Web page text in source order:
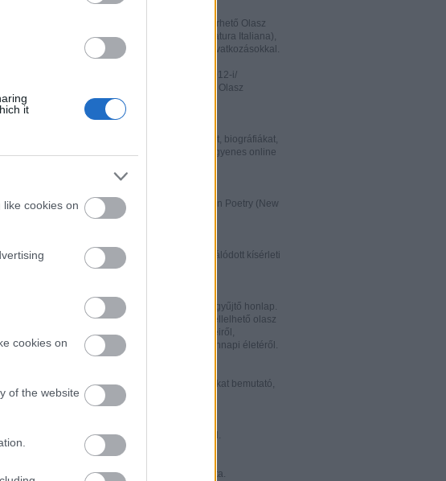
it
cookies on
cookies on
of the website
Antonio Piromalli ingyenesen hozzáférhető Olasz
irodalomtörténet-e (Storia della Letteratura Italiana),
digitális keresőprogrammal és hiperhivatkozásokkal.
http://www3.unibo.it/boll900/numeri/2012-i/
«Bollettino '900». A Bolognai Egyetem Olasz
Tanszékének online folyóirata.
Régi és kortárs olasz irodalmi műveket, biográfiákat,
szerzőket és recenziókat bemutató, ingyenes online
Gradiva - International Journal of Italian Poetry (New
York - Roma)
Az iskolai irodalomoktatásra specializálódott kísérleti
folyóirat.
A világ italianisztikai folyóiratait egybegyűjtő honlap.
Számos információt kínál a világban fellelhető olasz
tanszékek folyóiratairól, kiadott könyveiről,
publikációiról, ösztöndíjairól és mindennapi életéről.
Régi és ritka történelmi dokumentumokat bemutató,
érdekes és könnyen átlátható honlap.
Irodalmi és egyéb témákat kínáló oldal.
A rangos olasz folyóirat online változata.